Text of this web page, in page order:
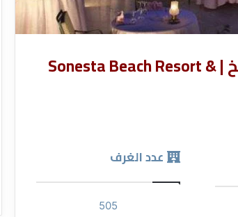
منتجع وكازينو سونستا بيتش شرم الشيخ | Sonesta Beach Resort &
عدد الغرف
505